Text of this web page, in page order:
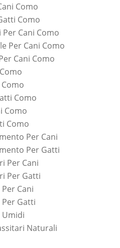
Como
Como
Cani Como
Per Cani Como
Cani Como
Como
Como
Como
Per Cani
Per Gatti
Per Cani
Per Gatti
Cani
Gatti
Umidi
Naturali